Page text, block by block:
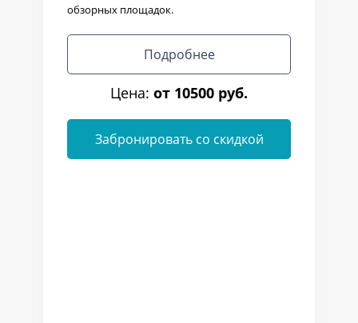
обзорных площадок.
Подробнее
Цена: от 10500 руб.
Забронировать со скидкой